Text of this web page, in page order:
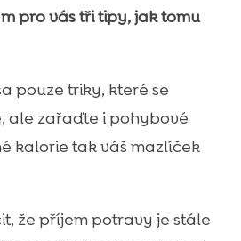
pro vás tři tipy, jak tomu
pouze triky, které se
ale zařaďte i pohybové
kalorie tak váš mazlíček
že příjem potravy je stále